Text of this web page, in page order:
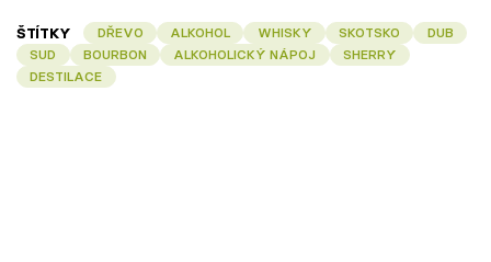
ŠTÍTKY DŘEVO ALKOHOL WHISKY SKOTSKO
DUB
SUD
BOURBON ALKOHOLICKÝ NÁPOJ
SHERRY
DESTILACE